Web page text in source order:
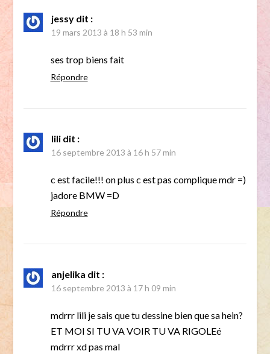
jessy dit :
19 mars 2013 à 18 h 53 min
ses trop biens fait
Répondre
lili dit :
16 septembre 2013 à 16 h 57 min
c est facile!!! on plus c est pas complique mdr =)
jadore BMW =D
Répondre
anjelika dit :
16 septembre 2013 à 17 h 09 min
mdrrr lili je sais que tu dessine bien que sa hein?
ET MOI SI TU VA VOIR TU VA RIGOLEé
mdrrr xd pas mal